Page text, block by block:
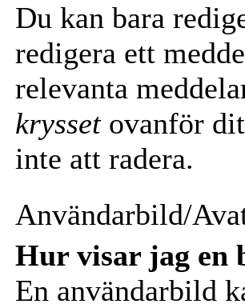
Du kan bara
redigera ett
relevanta
kryssetovanför
inte att radera.
Användarbild/
Hur visar jag en
En användarbild